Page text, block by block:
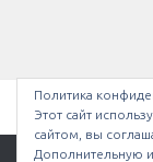
Политика
Этот сайт
сайтом, вы
Дополнительную